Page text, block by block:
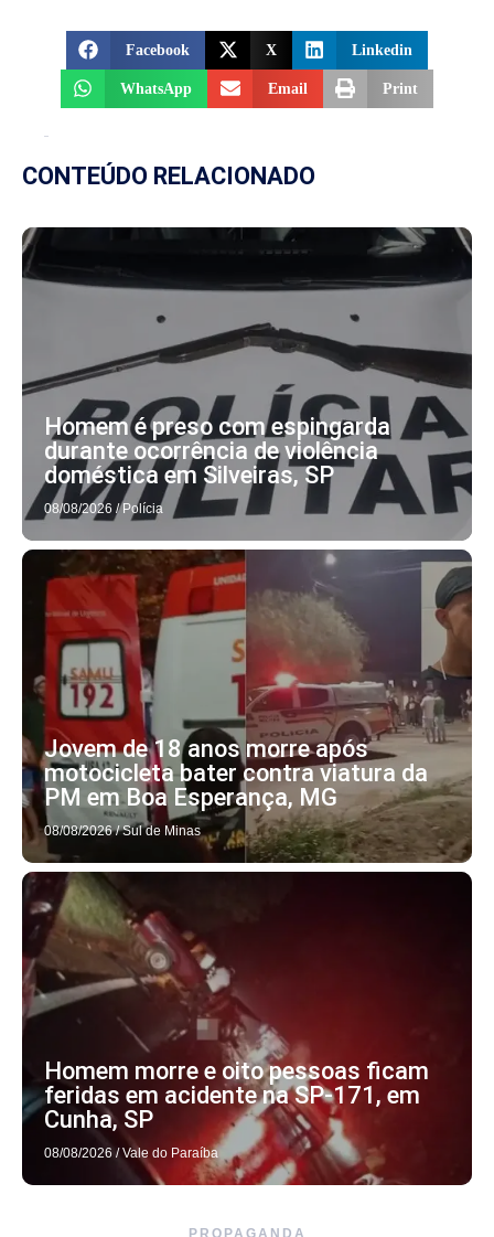
Facebook X Linkedin
WhatsApp Email Print
CONTEÚDO RELACIONADO
Homem é preso com espingarda
durante ocorrência de violência
doméstica em Silveiras, SP
08/08/2026 / Polícia
Jovem de 18 anos morre após
motocicleta bater contra viatura da
PM em Boa Esperança, MG
08/08/2026 / Sul de Minas
Homem morre e oito pessoas ficam
feridas em acidente na SP-171, em
Cunha, SP
08/08/2026 / Vale do Paraíba
PROPAGANDA